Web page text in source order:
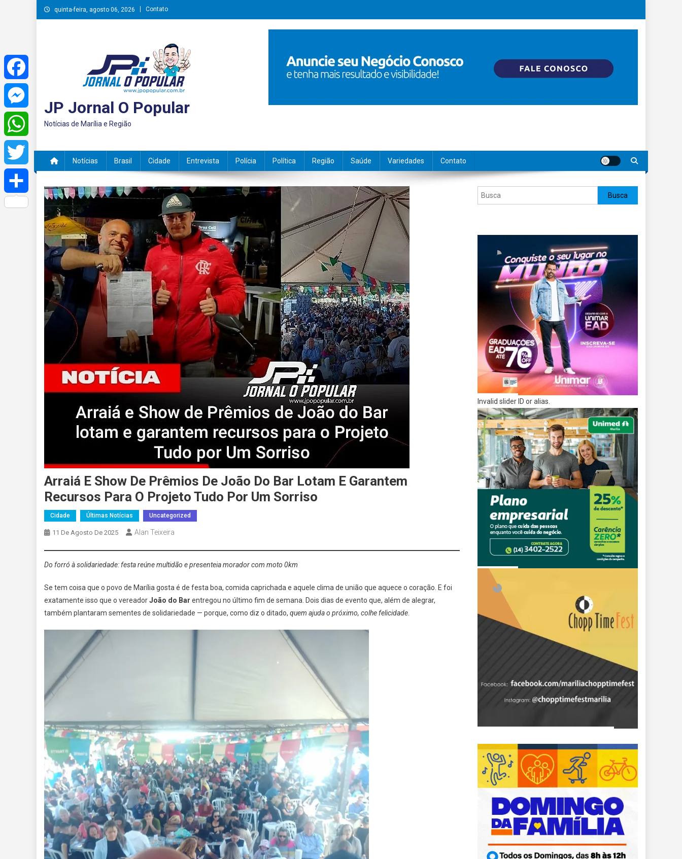
Skip
to
quinta-feira, agosto 06, 2026 Contato
JP Jornal O Popular
Notícias de Marília e Região
Notícias Brasil Cidade Entrevista Polícia Política Região Saúde Variedades Contato
Arraiá E Show De Prêmios De João Do Bar Lotam E Garantem
Recursos Para O Projeto Tudo Por Um Sorriso
Cidade Últimas Notícias Uncategorized
11 De Agosto De 2025 Alan Teixeira
Do forró à solidariedade: festa reúne multidão e presenteia morador com moto 0km
Se tem coisa que o povo de Marília gosta é de festa boa, comida caprichada e aquele clima de união que aquece o coração. E foi
exatamente isso que o vereadorJoão do Bar entregou no último fim de semana. Dois dias de evento que, além de alegrar,
também plantaram sementes de solidariedade — porque, como diz o ditado, quem ajuda o próximo, colhe felicidade
Pesquisar Busca
Invalid slider ID or alias.
Facebook
Messenger
WhatsApp
Twitter
Share